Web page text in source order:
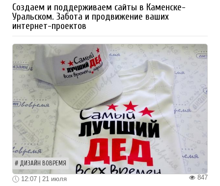
Создаем и поддерживаем сайты в Каменске-
Уральском. Забота и продвижение ваших
интернет-проектов
ДИЗАЙН ВОВРЕМЯ
847
12:07 | 21 июля